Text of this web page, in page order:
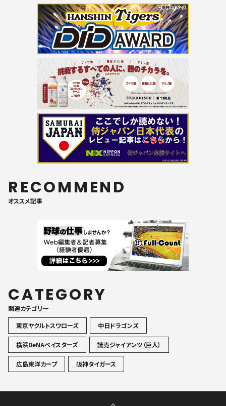
RECOMMEND
オススメ記事
CATEGORY
関連カテゴリ一
東京ヤクルトスワローズ
中日ドラゴンズ
横浜DeNAベイスターズ 読売ジャイアンツ（巨人）
広島東洋カープ 阪神タイガース